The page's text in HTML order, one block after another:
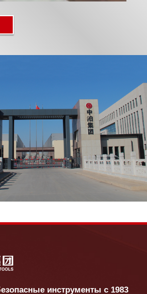
инструменты с 1983